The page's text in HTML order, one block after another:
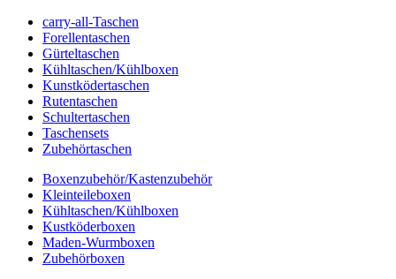
carry-all-Taschen
Forellentaschen
Gürteltaschen
Kühltaschen/Kühlboxen
Kunstködertaschen
Rutentaschen
Schultertaschen
Taschensets
Zubehörtaschen
Boxenzubehör/Kastenzubehör
Kleinteileboxen
Kühltaschen/Kühlboxen
Kustköderboxen
Maden-Wurmboxen
Zubehörboxen